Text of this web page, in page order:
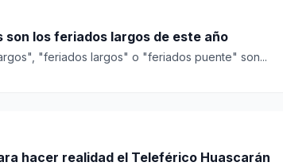
los feriados largos de este año
"feriados largos" o "feriados puente" son...
hacer realidad el Teleférico Huascarán